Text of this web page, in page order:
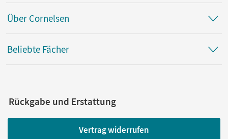
Über Cornelsen
Beliebte Fächer
Rückgabe und Erstattung
Vertrag widerrufen